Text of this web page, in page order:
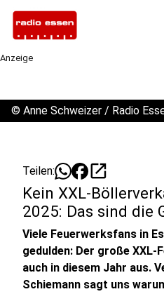
Anzeige
© Anne Schweizer / Radio
Teilen: open_in_new
Kein XXL-
2025: Das sind die
Viele Feuerwerksfans in
gedulden: Der große
auch in diesem Jahr aus.
Schiemann sagt uns